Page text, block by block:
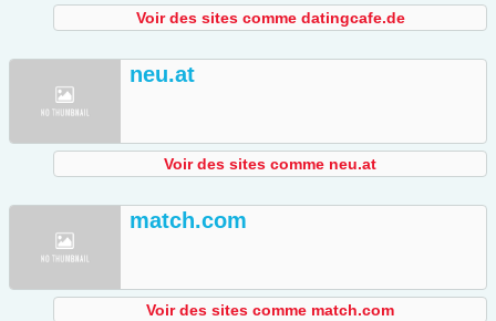
Voir des sites comme datingcafe.de
neu.at
Voir des sites comme neu.at
match.com
Voir des sites comme match.com